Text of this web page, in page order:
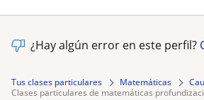
¿Hay algún error en este perfil?
Tus clases particulares Matemáticas
clases particulares de matemáticas